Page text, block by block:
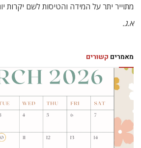
מתוייר יתר על המידה והטיסות לשם יקרות
א.ג.
מאמרים קשורים